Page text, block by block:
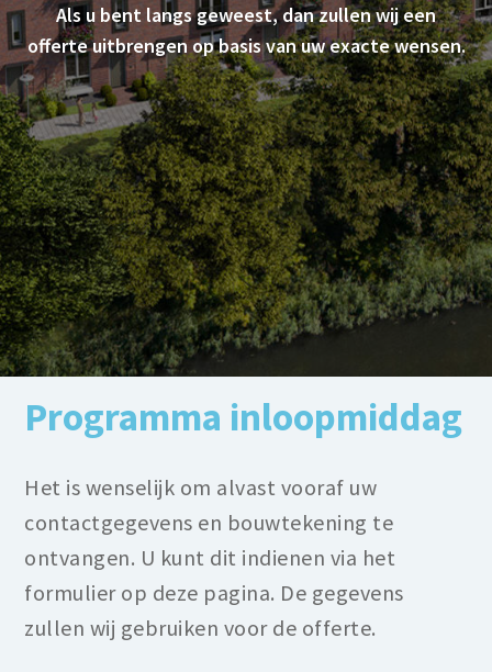
Als u bent langs geweest, dan zullen wij een
offerte uitbrengen op basis van uw exacte wensen.
Programma inloopmiddag
Het is wenselijk om alvast vooraf uw
contactgegevens en bouwtekening te
ontvangen. U kunt dit indienen via het
formulier op deze pagina. De gegevens
zullen wij gebruiken voor de offerte.